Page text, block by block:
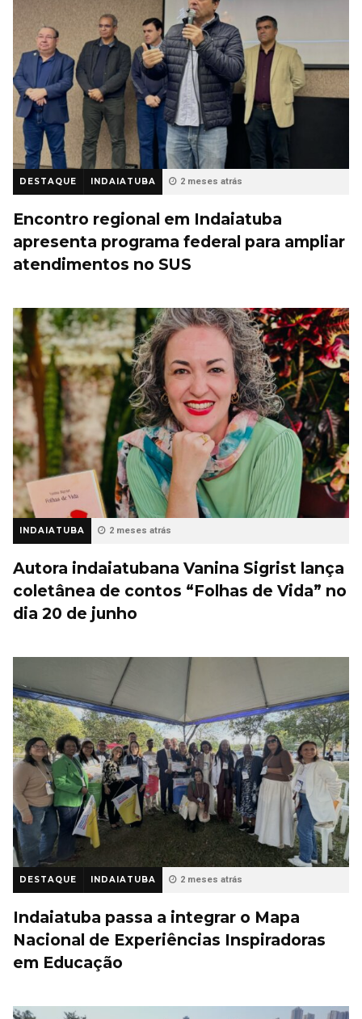
DESTAQUE INDAIATUBA 2 meses atrás
Encontro regional em Indaiatuba
apresenta programa federal para ampliar
atendimentos no SUS
INDAIATUBA 2 meses atrás
Autora indaiatubana Vanina Sigrist lança
coletânea de contos “Folhas de Vida” no
dia 20 de junho
DESTAQUE INDAIATUBA 2 meses atrás
Indaiatuba passa a integrar o Mapa
Nacional de Experiências Inspiradoras
em Educação